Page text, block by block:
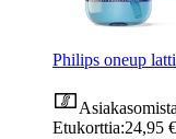
Philips oneup
Etukorttia:24,95 €